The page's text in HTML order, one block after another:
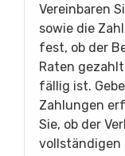
Vereinbaren
sowie die
fest, ob der
Raten
fällig ist.
Zahlungen
Sie, ob der
vollständigen